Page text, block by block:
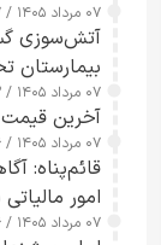
۰۷ مرداد ۱۴۰۵ / ۱۴:۲۷
آتش‌سوزی
بیمارستان
۰۷ مرداد ۱۴۰۵ / ۱۳:۰۳
آخرین قیمت طلا،
۰۷ مرداد ۱۴۰۵ / ۱۱:۴۶
قائم‌پناه:
امور
۰۷ مرداد ۱۴۰۵ / ۰۹:۲۶